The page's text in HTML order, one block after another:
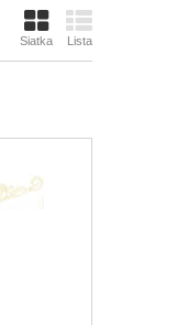
Siatka Lista